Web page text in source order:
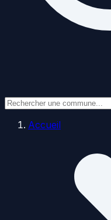
Accueil